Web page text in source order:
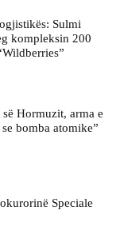
Sulmi
kompleksin 200
Hormuzit, arma e
bomba atomike”
Speciale